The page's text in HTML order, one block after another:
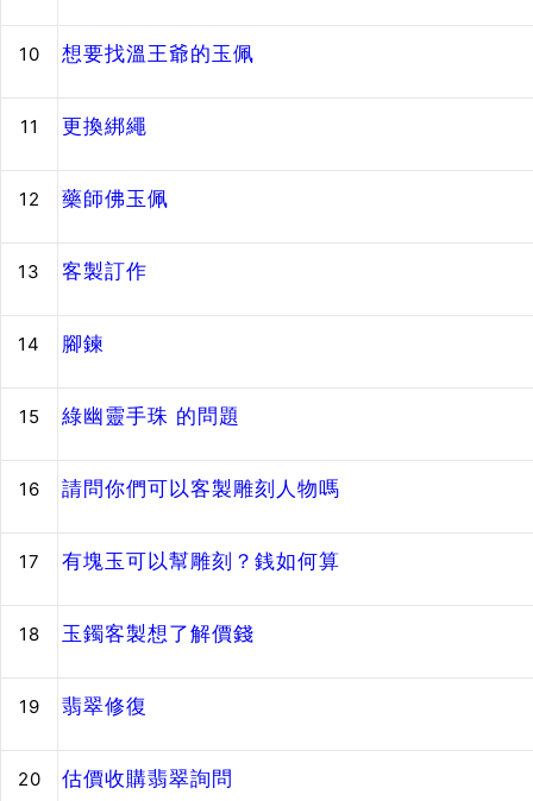
10 想要找溫王爺的玉佩
11 更換綁繩
12 藥師佛玉佩
13 客製訂作
14 腳鍊
15 綠幽靈手珠 的問題
16 請問你們可以客製雕刻人物嗎
17 有塊玉可以幫雕刻？銭如何算
18 玉鐲客製想了解價錢
19 翡翠修復
20 估價收購翡翠詢問